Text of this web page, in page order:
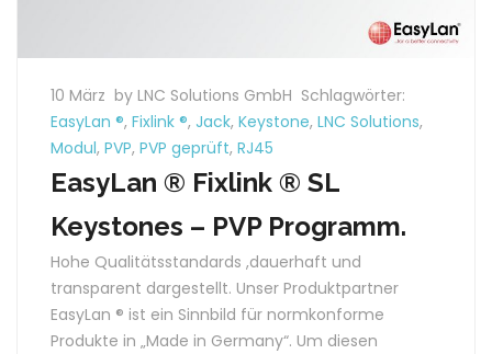
10 März by LNC Solutions GmbH Schlagwörter:
EasyLan ®, Fixlink ®, Jack, Keystone, LNC Solutions,
Modul, PVP, PVP geprüft, RJ45
EasyLan ® Fixlink ® SL
Keystones – PVP Programm.
Hohe Qualitätsstandards ,dauerhaft und
transparent dargestellt. Unser Produktpartner
EasyLan ® ist ein Sinnbild für normkonforme
Produkte in „Made in Germany“. Um diesen